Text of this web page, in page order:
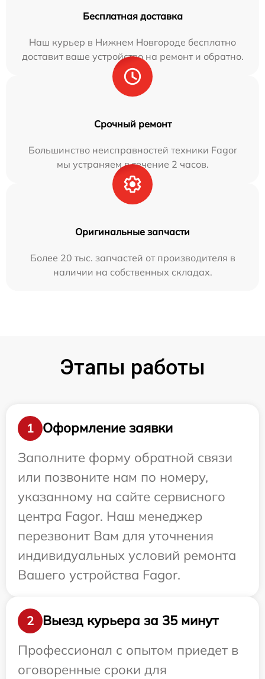
Бесплатная доставка
Наш курьер в Нижнем Новгороде бесплатно
доставит ваше устройство на ремонт и обратно.
Срочный ремонт
Большинство неисправностей техники Fagor
мы устраняем в течение 2 часов.
Оригинальные запчасти
Более 20 тыс. запчастей от производителя в
наличии на собственных складах.
Этапы работы
1
Оформление заявки
Заполните форму обратной связи
или позвоните нам по номеру,
указанному на сайте сервисного
центра Fagor. Наш менеджер
перезвонит Вам для уточнения
индивидуальных условий ремонта
Вашего устройства Fagor.
2
Выезд курьера за 35 минут
Профессионал с опытом приедет в
оговоренные сроки для